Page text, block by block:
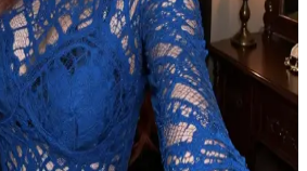
της Τιάνας
έμπιστη της καλύτερής σου φίλης, της
πότε δεν είσαι ο συνηθισμένος σου
στην άκρη στο κοινό σας διαμέρισμα